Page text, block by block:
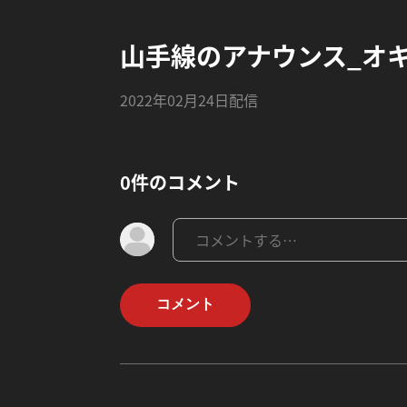
山手線のアナウンス_オ
2022年02月24日配信
0件のコメント
コメント